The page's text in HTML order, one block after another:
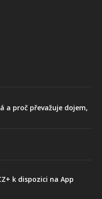
a proč převažuje dojem,
k dispozici na App